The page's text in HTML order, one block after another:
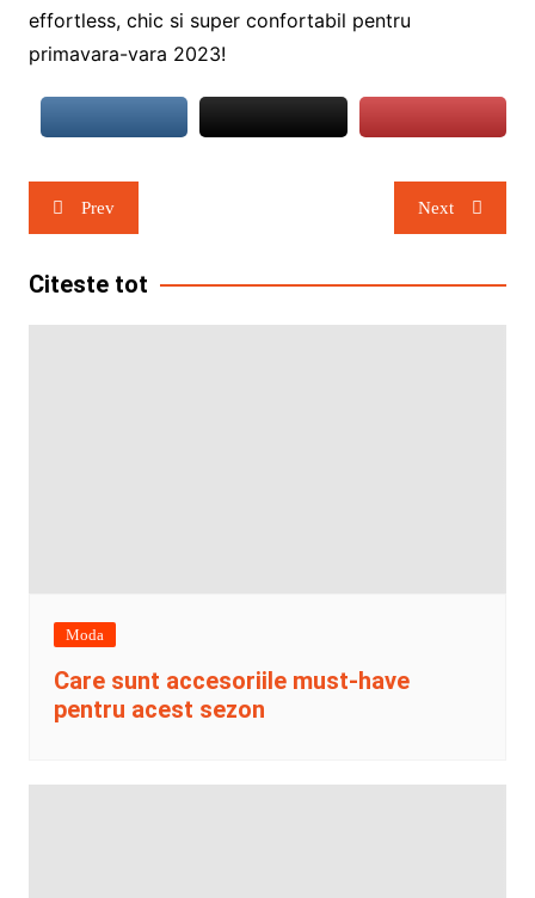
effortless, chic si super confortabil pentru
primavara-vara 2023!
Navigare
în
articole
Prev Next
Citeste tot
Moda
Care sunt accesoriile must-have
pentru acest sezon